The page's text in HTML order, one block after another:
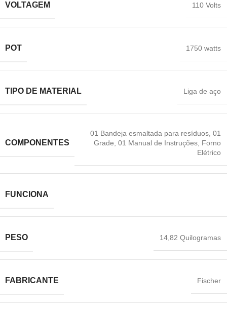
VOLTAGEM ‎110 Volts
POT ‎1750 watts
TIPO DE MATERIAL ‎Liga de aço
COMPONENTES
01 Bandeja esmaltada para resíduos, 01
Grade, 01 Manual de Instruções, ‎Forno
Elétrico
FUNCIONA
PESO ‎14,82 Quilogramas
FABRICANTE ‎Fischer